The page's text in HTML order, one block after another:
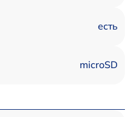
есть
microSD